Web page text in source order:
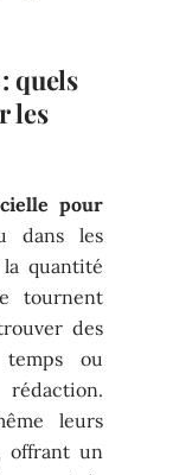
quels
les
pour
dans les
la quantité
tournent
des
ou
leurs
offrant un